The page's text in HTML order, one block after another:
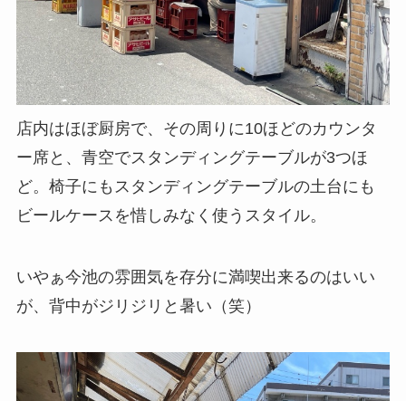
店内はほぼ厨房で、その周りに10ほどのカウンタ
ー席と、青空でスタンディングテーブルが3つほ
ど。椅子にもスタンディングテーブルの土台にも
ビールケースを惜しみなく使うスタイル。
いやぁ今池の雰囲気を存分に満喫出来るのはいい
が、背中がジリジリと暑い（笑）